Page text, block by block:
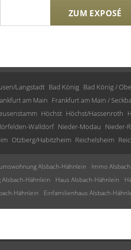
ZUM EXPOSÉ
Langstadt Bad König Bad König /
am Main Frankfurt am Main /
Höchst Höchst/Hassenroth
Walldorf Nieder-Modau Nieder-
Otzberg/Habitzheim Reichelsheim
Alsbach-Hähnlein Immo
Alsbach-Hähnlein Haus Alsbach-Hähnlein
Hähnlein Einfamilienhaus Alsbach-